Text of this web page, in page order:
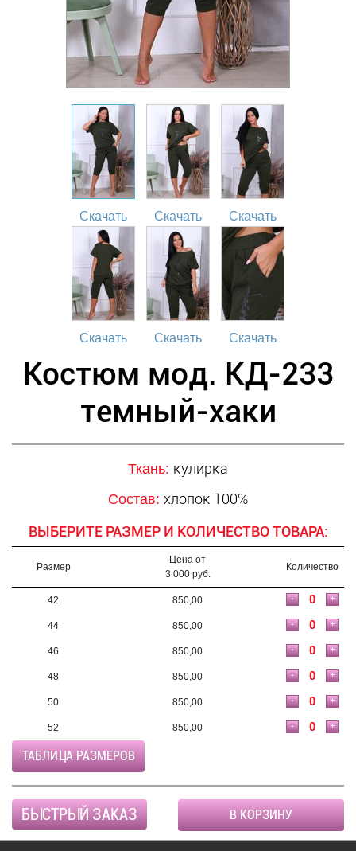
Скачать Скачать Скачать
Скачать Скачать Скачать
Костюм мод. КД-233
темный-хаки
Ткань: кулирка
Состав: хлопок 100%
ВЫБЕРИТЕ РАЗМЕР И КОЛИЧЕСТВО ТОВАРА:
Размер
Цена от
3 000 руб.
Количество
42 850,00 +
-
44 850,00 +
-
46 850,00 +
-
48 850,00 +
-
50 850,00 +
-
52 850,00 +
-
ТАБЛИЦА РАЗМЕРОВ
БЫСТРЫЙ ЗАКАЗ В КОРЗИНУ